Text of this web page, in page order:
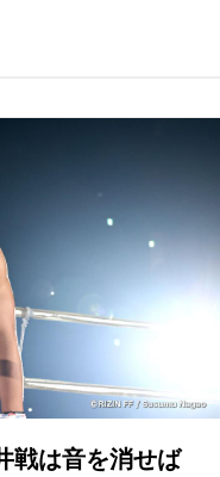
戦は音を消せば